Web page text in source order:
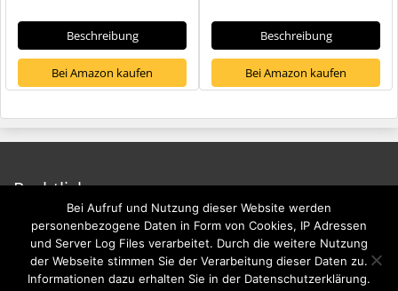
Beschreibung
Bei Amazon kaufen
Beschreibung
Bei Amazon kaufen
Rechtliches
Impressum
Datenschutzerklärung
Bei Aufruf und Nutzung dieser Website werden
personenbezogene Daten in Form von Cookies, IP Adressen
und Server Log Files verarbeitet. Durch die weitere Nutzung
der Webseite stimmen Sie der Verarbeitung dieser Daten zu.
Informationen dazu erhalten Sie in der Datenschutzerklärung.